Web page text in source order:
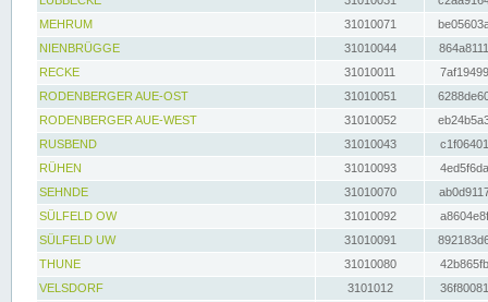
MEHRUM
31010071
NIENBRÜGGE
31010044
RECKE
31010011
RODENBERGER AUE-OST
31010051
RODENBERGER AUE-WEST
31010052
RUSBEND
31010043
RÜHEN
31010093
SEHNDE
31010070
SÜLFELD OW
31010092
SÜLFELD UW
31010091
THUNE
31010080
VELSDORF
3101012